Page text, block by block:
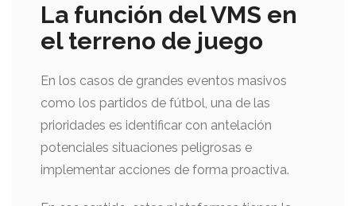
La función del VMS en
el terreno de juego
En los casos de grandes eventos masivos
como los partidos de fútbol, una de las
prioridades es identificar con antelación
potenciales situaciones peligrosas e
implementar acciones de forma proactiva.